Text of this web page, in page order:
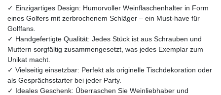
✓ Einzigartiges Design: Humorvoller Weinflaschenhalter in Form
eines Golfers mit zerbrochenem Schläger – ein Must-have für
Golffans.
✓ Handgefertigte Qualität: Jedes Stück ist aus Schrauben und
Muttern sorgfältig zusammengesetzt, was jedes Exemplar zum
Unikat macht.
✓ Vielseitig einsetzbar: Perfekt als originelle Tischdekoration oder
als Gesprächsstarter bei jeder Party.
✓ Ideales Geschenk: Überraschen Sie Weinliebhaber und